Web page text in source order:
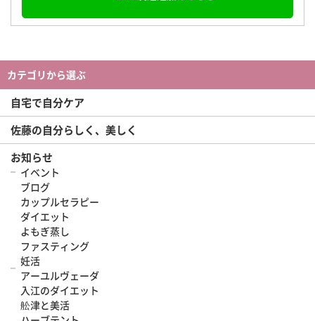
カテゴリから選ぶ
自宅で自分ケア
佐藤の自分らしく、美しく
お知らせ
イベント
ブログ
カップルセラピー
ダイエット
よもぎ蒸し
ファスティング
妊活
アーユルヴェーダ
入江のダイエット
舩津と美活